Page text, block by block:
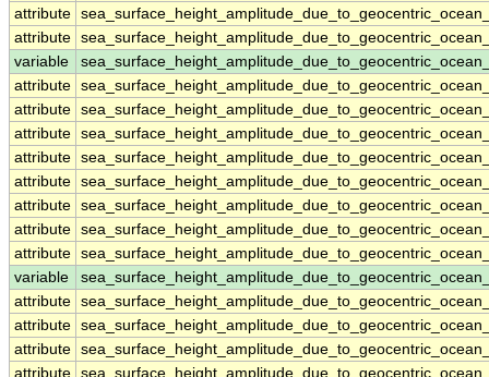
attribute
attribute
variable
attribute
attribute
attribute
attribute
attribute
attribute
attribute
attribute
variable
attribute
attribute
attribute
attribute